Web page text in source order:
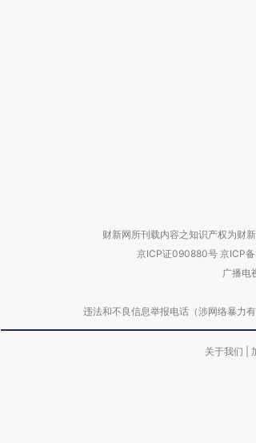
财新网所刊载内容之知识产权为财
京ICP证090880号 京ICP
广播电
违法和不良信息举报电话（涉网络暴
关于我们